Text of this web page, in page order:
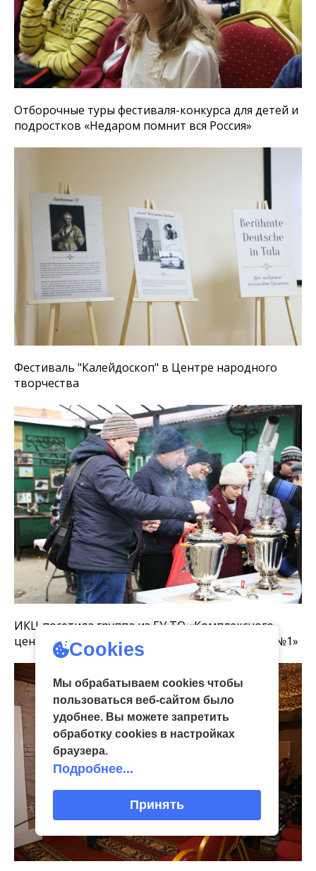
Отборочные туры фестиваля-конкурса для детей и
подростков «Недаром помнит вся Россия»
Фестиваль "Калейдоскоп" в Центре народного
творчества
ИКЦ посетила группа из ГУ ТО «Комплексного
центра социального обслуживания населения №1»
Cookies
Мы обрабатываем cookies чтобы
пользоваться веб-сайтом было
удобнее. Вы можете запретить
обработку сookies в настройках
браузера.
Подробнее...
Принять